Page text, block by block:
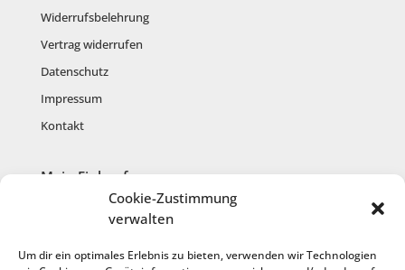
Cookie-Zustimmung
verwalten
Um dir ein optimales Erlebnis zu bieten, verwenden wir Technologien
Widerrufsbelehrung
Vertrag widerrufen
Datenschutz
Impressum
Kontakt
Mein Einkauf